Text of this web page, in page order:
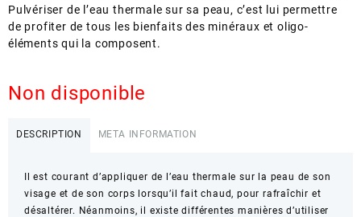
Pulvériser de l’eau thermale sur sa peau, c’est lui permettre
de profiter de tous les bienfaits des minéraux et oligo-
éléments qui la composent.
Non disponible
DESCRIPTION META INFORMATION
Il est courant d’appliquer de l’eau thermale sur la peau de son
visage et de son corps lorsqu’il fait chaud, pour rafraîchir et
désaltérer. Néanmoins, il existe différentes manières d’utiliser